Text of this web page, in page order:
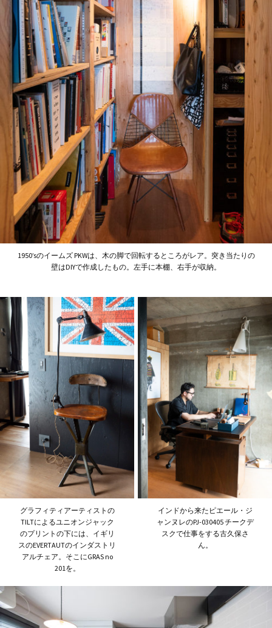
1950’sのイームズ PKWは、木の脚で回転するところがレア。突き当たりの
壁はDIYで作成したもの。左手に本棚、右手が収納。
グラフィティアーティストの
TILTによるユニオンジャック
のプリントの下には、イギリ
スのEVERTAUTのインダストリ
アルチェア。そこにGRAS no
201を。
インドから来たピエール・ジ
ャンヌレのPJ-030405 チークデ
スクで仕事をする古久保さ
ん。